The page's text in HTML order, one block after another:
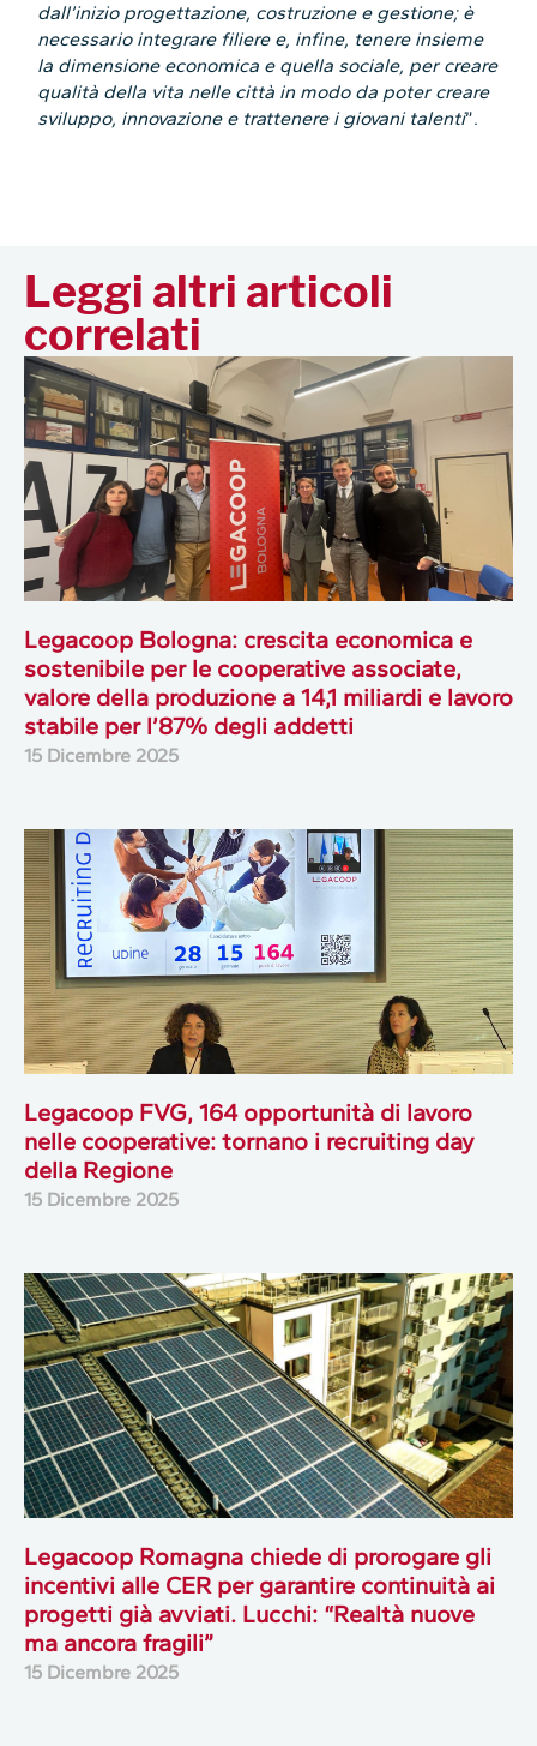
dall’inizio progettazione, costruzione e gestione; è
necessario integrare filiere e, infine, tenere insieme
la dimensione economica e quella sociale, per creare
qualità della vita nelle città in modo da poter creare
sviluppo, innovazione e trattenere i giovani talenti”.
Leggi altri articoli
correlati
Legacoop Bologna: crescita economica e
sostenibile per le cooperative associate,
valore della produzione a 14,1 miliardi e lavoro
stabile per l’87% degli addetti
15 Dicembre 2025
Legacoop FVG, 164 opportunità di lavoro
nelle cooperative: tornano i recruiting day
della Regione
15 Dicembre 2025
Legacoop Romagna chiede di prorogare gli
incentivi alle CER per garantire continuità ai
progetti già avviati. Lucchi: “Realtà nuove
ma ancora fragili”
15 Dicembre 2025